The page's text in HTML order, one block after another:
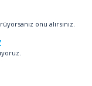
onu alırsınız.